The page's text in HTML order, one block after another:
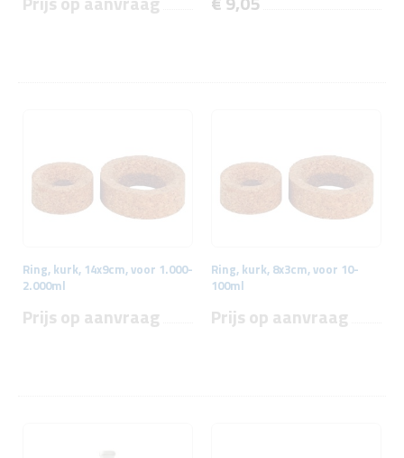
Ring, kurk, 14x9cm, voor 1.000-
2.000ml
Prijs op aanvraag
Ring, kurk, 8x3cm, voor 10-
100ml
Prijs op aanvraag